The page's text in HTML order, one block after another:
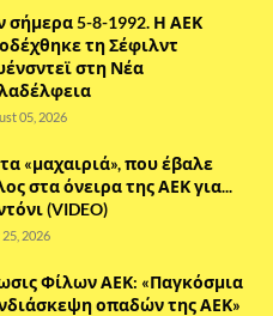
σήμερα 5-8-1992. Η ΑΕΚ
τη Σέφιλντ
στη Νέα
05, 2026
«μαχαιριά», που έβαλε
στα όνειρα της ΑΕΚ για...
(VIDEO)
25, 2026
Φίλων ΑΕΚ: «Παγκόσμια
οπαδών της ΑΕΚ»